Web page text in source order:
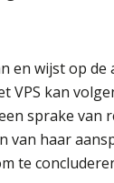
en wijst op de
VPS kan
sprake van
haar
te